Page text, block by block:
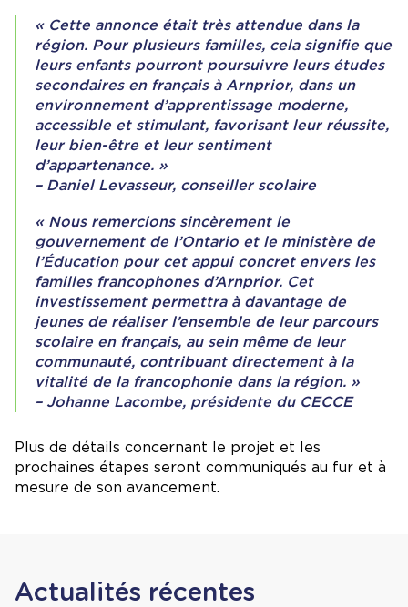
« Cette annonce était très attendue dans la
région. Pour plusieurs familles, cela signifie que
leurs enfants pourront poursuivre leurs études
secondaires en français à Arnprior, dans un
environnement d’apprentissage moderne,
accessible et stimulant, favorisant leur réussite,
leur bien-être et leur sentiment
d’appartenance. »
– Daniel Levasseur, conseiller scolaire
« Nous remercions sincèrement le
gouvernement de l’Ontario et le ministère de
l’Éducation pour cet appui concret envers les
familles francophones d’Arnprior. Cet
investissement permettra à davantage de
jeunes de réaliser l’ensemble de leur parcours
scolaire en français, au sein même de leur
communauté, contribuant directement à la
vitalité de la francophonie dans la région. »
– Johanne Lacombe, présidente du CECCE
Plus de détails concernant le projet et les
prochaines étapes seront communiqués au fur et à
mesure de son avancement.
Actualités récentes